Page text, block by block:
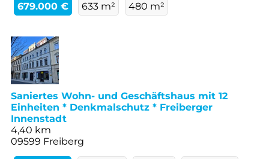
679.000 € 633 m² 480 m²
Saniertes Wohn- und Geschäftshaus mit 12
Einheiten * Denkmalschutz * Freiberger
Innenstadt
4,40 km
09599 Freiberg